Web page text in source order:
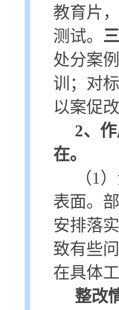
教育片
测试。
处分案
训； 对标
以案促
2、
在。
（1）
表面。
安排落
致有些
在具体
整改